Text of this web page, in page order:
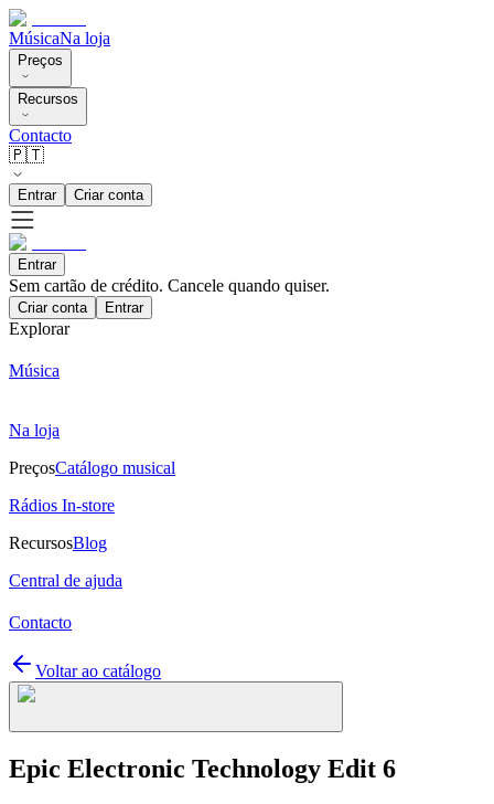
MúsicaNa loja
Preços
Recursos
Contacto
🇵🇹
Entrar Criar conta
Entrar
Sem cartão de crédito. Cancele quando quiser.
Criar conta Entrar
Explorar
Música
Na loja
PreçosCatálogo musical
Rádios In-store
RecursosBlog
Central de ajuda
Contacto
Voltar ao catálogo
Epic Electronic Technology Edit 6